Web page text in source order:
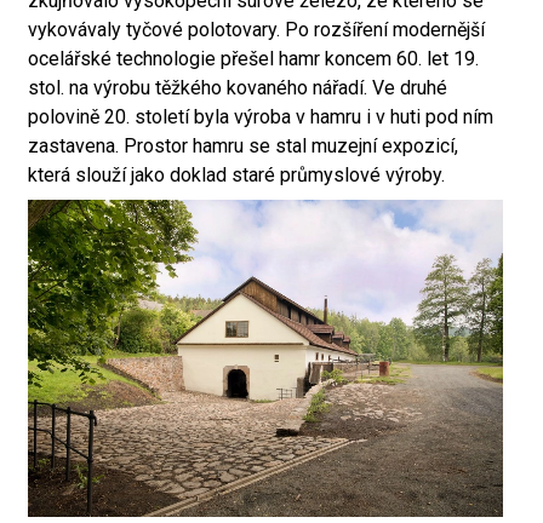
vykovávaly tyčové polotovary. Po rozšíření modernější
ocelářské technologie přešel hamr koncem 60. let 19.
stol. na výrobu těžkého kovaného nářadí. Ve druhé
polovině 20. století byla výroba v hamru i v huti pod ním
zastavena. Prostor hamru se stal muzejní expozicí,
která slouží jako doklad staré průmyslové výroby.